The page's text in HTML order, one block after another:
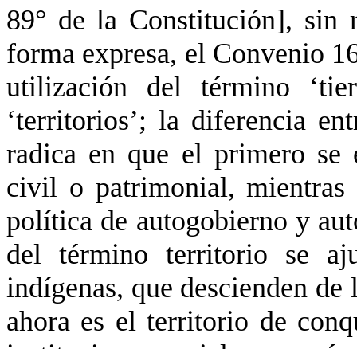
89° de la Constitución], sin
forma expresa, el Convenio
utilización del término
‘territorios’; la diferencia
radica en que el primero se
civil o patrimonial, mientras
política de autogobierno y
del término territorio se
indígenas, que descienden
ahora es el territorio de